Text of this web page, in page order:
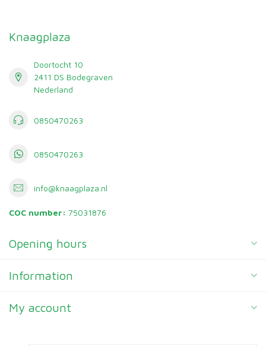
Knaagplaza
Doortocht 10
2411 DS Bodegraven
Nederland
0850470263
0850470263
info@knaagplaza.nl
COC number: 75031876
Opening hours
Information
My account